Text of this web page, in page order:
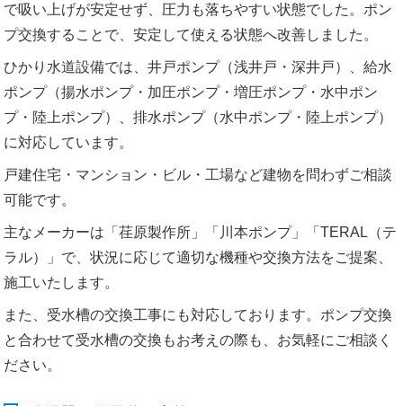
で吸い上げが安定せず、圧力も落ちやすい状態でした。ポン
プ交換することで、安定して使える状態へ改善しました。
ひかり水道設備では、井戸ポンプ（浅井戸・深井戸）、給水
ポンプ（揚水ポンプ・加圧ポンプ・増圧ポンプ・水中ポン
プ・陸上ポンプ）、排水ポンプ（水中ポンプ・陸上ポンプ）
に対応しています。
戸建住宅・マンション・ビル・工場など建物を問わずご相談
可能です。
主なメーカーは「荏原製作所」「川本ポンプ」「TERAL（テ
ラル）」で、状況に応じて適切な機種や交換方法をご提案、
施工いたします。
また、受水槽の交換工事にも対応しております。ポンプ交換
と合わせて受水槽の交換もお考えの際も、お気軽にご相談く
ださい。